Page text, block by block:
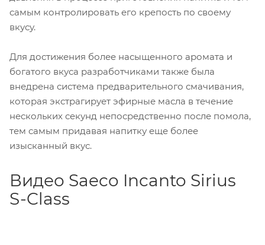
самым контролировать его крепость по своему
вкусу.
Для достижения более насыщенного аромата и
богатого вкуса разработчиками также была
внедрена система предварительного смачивания,
которая экстрагирует эфирные масла в течение
нескольких секунд непосредственно после помола,
тем самым придавая напитку еще более
изысканный вкус.
Видео Saeco Incanto Sirius
S-Class